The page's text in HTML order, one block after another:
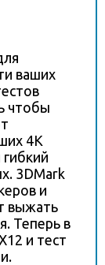
ваших
чтобы
4K
3DMark
и
выжать
Теперь в
и тест